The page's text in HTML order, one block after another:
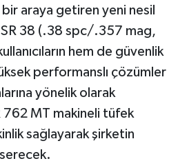
bir araya getiren yeni nesil
SR 38 (.38 spc/.357 mag,
hem de güvenlik
performanslı çözümler
yönelik olarak
762 MT makineli tüfek
sağlayarak şirketin